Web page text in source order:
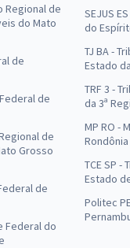
Regional de
do Mato
de
de
de
Grosso
de
Federal do
SEJUS
do
TJ BA -
Estado
TRF 3 -
da 3ª
MP RO -
Rondônia
TCE SP -
Estado
Politec